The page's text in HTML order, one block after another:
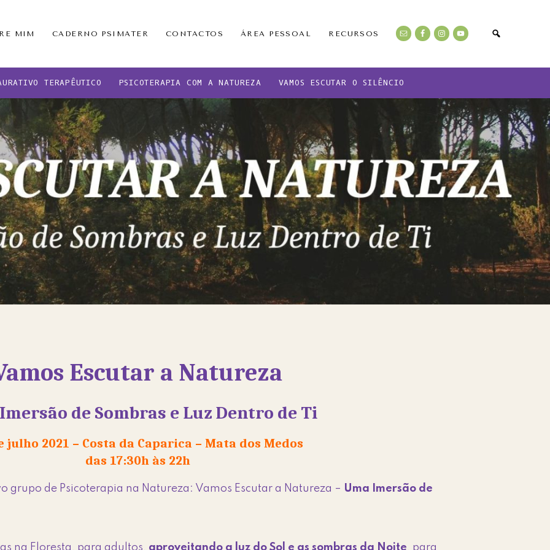
MIM CADERNO PSIMATER CONTACTOS ÁREA PESSOAL RECURSOS
TERAPÊUTICO PSICOTERAPIA COM A NATUREZA VAMOS ESCUTAR O SILÊNCIO
Escutar a Natureza
de Sombras e Luz Dentro de Ti
julho 2021 – Costa da Caparica – Mata dos Medos
das 17:30h às 22h
grupo de Psicoterapia na Natureza: Vamos Escutar a Natureza – Uma Imersão de
na Floresta, para adultos, aproveitando a luz do Sol e as sombras da Noite, para